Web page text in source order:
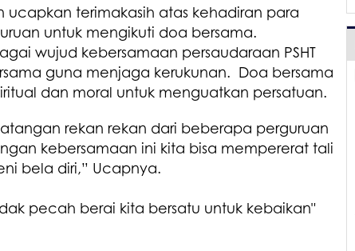
ucapkan terimakasih atas kehadiran para
untuk mengikuti doa bersama.
wujud kebersamaan persaudaraan PSHT
guna menjaga kerukunan. Doa bersama
dan moral untuk menguatkan persatuan.
rekan rekan dari beberapa perguruan
kebersamaan ini kita bisa mempererat tali
bela diri,” Ucapnya.
pecah berai kita bersatu untuk kebaikan"